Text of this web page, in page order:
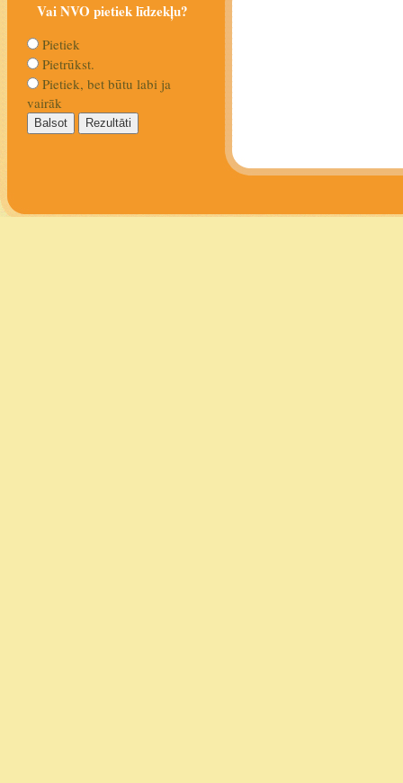
Vai NVO pietiek līdzekļu?
Pietiek
Pietrūkst.
Pietiek, bet būtu labi ja
vairāk